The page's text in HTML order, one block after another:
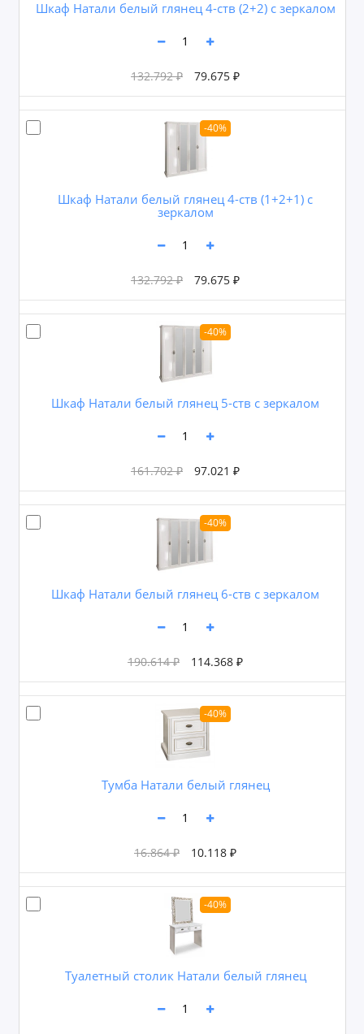
Шкаф Натали белый глянец 4-ств (2+2) с зеркалом
132.792 ₽ 79.675 ₽
-40%
Шкаф Натали белый глянец 4-ств (1+2+1) с
зеркалом
132.792 ₽ 79.675 ₽
-40%
Шкаф Натали белый глянец 5-ств с зеркалом
161.702 ₽ 97.021 ₽
-40%
Шкаф Натали белый глянец 6-ств с зеркалом
190.614 ₽ 114.368 ₽
-40%
Тумба Натали белый глянец
16.864 ₽ 10.118 ₽
-40%
Туалетный столик Натали белый глянец